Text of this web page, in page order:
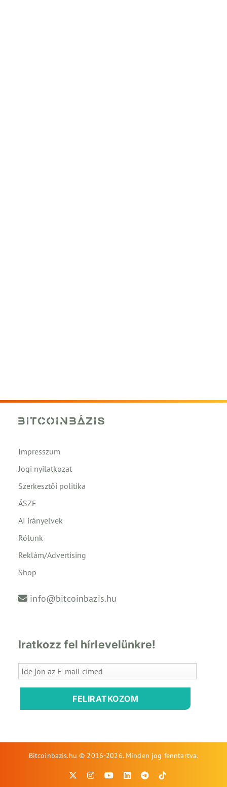
Impresszum
Jogi nyilatkozat
Szerkesztői politika
ÁSZF
AI irányelvek
Rólunk
Reklám/Advertising
Shop
info@bitcoinbazis.hu
Iratkozz fel hírlevelünkre!
FELIRATKOZOM
Bitcoinbazis.hu © 2016-2026. Minden jog fenntartva.